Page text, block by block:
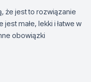
że jest to rozwiązanie
małe, lekki i łatwe w
obowiązki